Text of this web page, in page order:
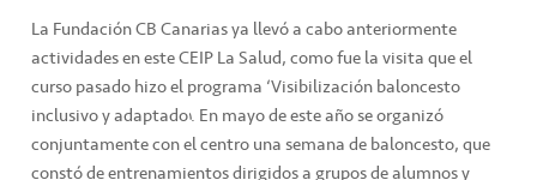
La Fundación CB Canarias ya llevó a cabo anteriormente
actividades en este CEIP La Salud, como fue la visita que el
curso pasado hizo el programa ‘Visibilización baloncesto
inclusivo y adaptado’. En mayo de este año se organizó
conjuntamente con el centro una semana de baloncesto, que
constó de entrenamientos dirigidos a grupos de alumnos y